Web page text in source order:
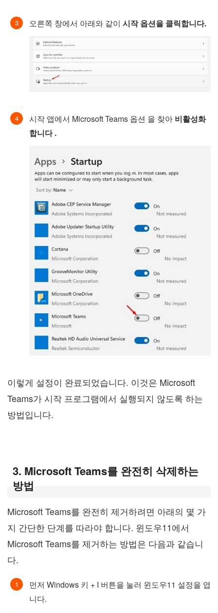
오른쪽 창에서 아래와 같이 시작 옵션을 클릭합니다.
시작 앱에서 Microsoft Teams 옵션 을 찾아 비활성화
합니다 .
이렇게 설정이 완료되었습니다. 이것은 Microsoft
Teams가 시작 프로그램에서 실행되지 않도록 하는
방법입니다.
3. Microsoft Teams를 완전히 삭제하는
방법
Microsoft Teams를 완전히 제거하려면 아래의 몇 가
지 간단한 단계를 따라야 합니다. 윈도우11에서
Microsoft Teams를 제거하는 방법은 다음과 같습니
다.
먼저 Windows 키 + I 버튼을 눌러 윈도우11 설정을 엽
니다.